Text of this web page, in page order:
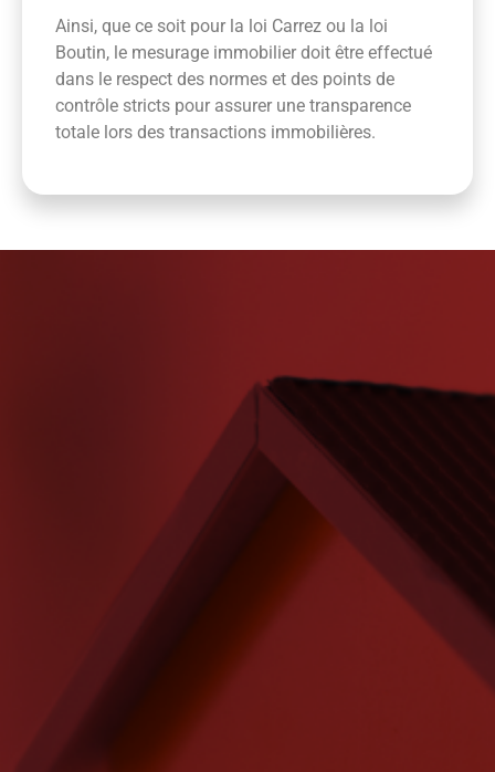
Ainsi, que ce soit pour la loi Carrez ou la loi
Boutin, le mesurage immobilier doit être effectué
dans le respect des normes et des points de
contrôle stricts pour assurer une transparence
totale lors des transactions immobilières.